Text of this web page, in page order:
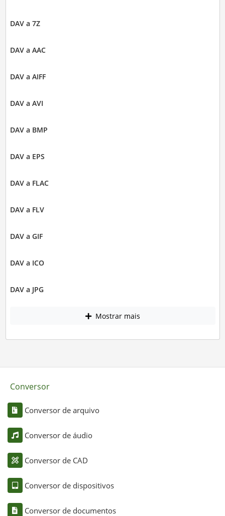
DAV a 7Z
DAV a AAC
DAV a AIFF
DAV a AVI
DAV a BMP
DAV a EPS
DAV a FLAC
DAV a FLV
DAV a GIF
DAV a ICO
DAV a JPG
Mostrar mais
Conversor
Conversor de arquivo
Conversor de áudio
Conversor de CAD
Conversor de dispositivos
Conversor de documentos